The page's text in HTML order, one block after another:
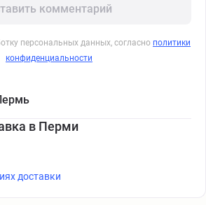
комментарий
персональных данных, согласно политики
конфиденциальности
в Перми
доставки